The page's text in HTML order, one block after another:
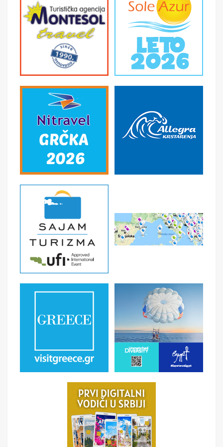
jednog od najvećih muzeja na svetu, u zdanju Zimskog
dvorca, sa preko 3 miliona eksponata. Njegova
neprocenjiva zbirka izložena je u 6 zgrada rasporedjenih
na Dvorskom trgu i duž reke Neve. Glavna zgrada je
Zimski dvorac koji je nekada bio rezidencija ruskih careva,
a u njegovoj bogatoj zbirci izdvajaju se remek dela
Leonarda Da Vinčija, Ticijana, Rembranta, Mikelanđela i
drugih. Muzej je poznat i po arheološkoj zbirci, zbirci
skulptura, zbirci srednjevekovne evropske umetnosti, ali
i po svom baroknom izgledu i arhitekturi. Slobodno
vreme.
Odlazakuvečena Dvorski
trg, kod Zimskog
dvorca(savodičem,metroom
pod otvorenim nebom
veličanstvenvatromet
5. dan ST. PETERBURG – MOSKVA – MOSKOVSKI
Transfer do železničke stanice. Putovanje za
Moskvu u 13:00 časova savremenim vozom Sapsan.
Dolazak u Moskvu u 16:40 časova. Transfer do hotela.
Smeštaj u hotel. Slobodno vreme. Fakultativni
Moskovski metro
najstarijih metroa na svetu, u kojem čak 44 stanice imaju
status kulturnog nasledja. Obilazak nekoliko
najznačajnijih metro stanica, koje su nalik na muzeje
bogato dekorisane skulpturama, mozaicima, pozlaćenim
floralnim ornamentima, mermernim stubovima i
portretima nacionalnih heroja.
Noćenje.
MOSKVA - PANORAMSKO RAZGLEDANJE
GRADA-MUZEJ PANORAMA BORODINSKE BITKE
Doručak.Panoramsko razgledanje grada
autobusom:centar grada, Crveni trg, Kremlj, Crkva
Vasilija Blaženog, Boljšoj teatar, Hram Hrista Spasitelja,
Novodevičji manastir, vidikovac Vrapčeva brda i
Univerzitet "Lomonosov", Poklonaja gora (Park Pobede)
i dr. (bez ulaska u objekte). Fakultativni program:
Panorama Borodinske bitke,posvećen ratu sa
Napoleonom 1812. g. Glavni eksponat muzeja je